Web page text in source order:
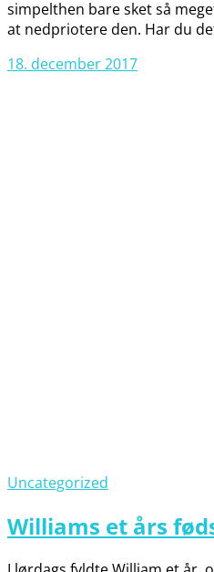
simpelthen bare sket så
at nedpriotere den. Har du
18. december 2017
Uncategorized
Williams et års